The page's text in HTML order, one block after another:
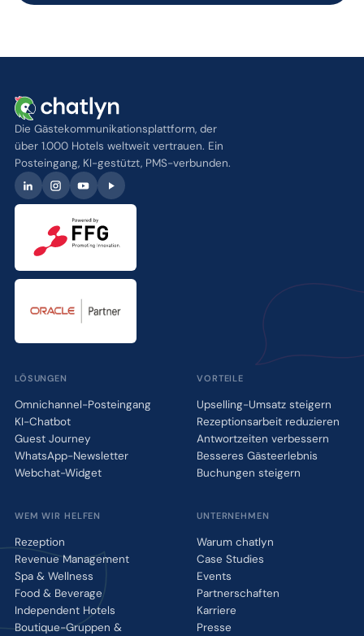
Die Gästekommunikationsplattform, der
über 1.000 Hotels weltweit vertrauen. Ein
Posteingang, KI-gestützt, PMS-verbunden.
LÖSUNGEN
Omnichannel-Posteingang
KI-Chatbot
Guest Journey
WhatsApp-Newsletter
Webchat-Widget
VORTEILE
Upselling-Umsatz steigern
Rezeptionsarbeit reduzieren
Antwortzeiten verbessern
Besseres Gästeerlebnis
Buchungen steigern
WEM WIR HELFEN
Rezeption
Revenue Management
Spa & Wellness
Food & Beverage
Independent Hotels
Boutique-Gruppen &
UNTERNEHMEN
Warum chatlyn
Case Studies
Events
Partnerschaften
Karriere
Presse